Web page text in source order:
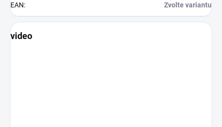
EAN: Zvolte variantu
video